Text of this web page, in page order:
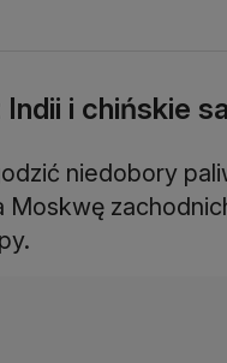
Indii i chińskie
niedobory
Moskwę